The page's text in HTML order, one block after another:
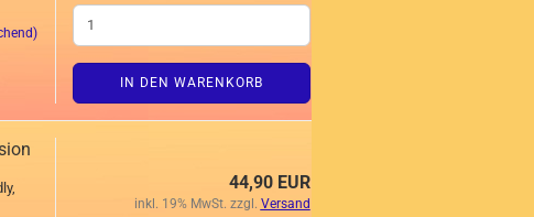
IN DEN WARENKORB
44,90 EUR
inkl. 19% MwSt. zzgl. Versand